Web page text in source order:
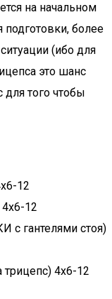
на начальном
подготовки, более
(ибо для
это шанс
для того чтобы
12
12
с гантелями стоя)
трицепс) 4х6-12